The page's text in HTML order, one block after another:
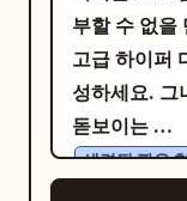
dramatic
shadow
light on the
contrast,
darkness,
painterly
타일로 묶었
있습니다. 의상/포즈: V넥과 레이스 패턴이 들
어간 하늘색
스커트를 매
왼손은 바닥
배경/조명:
부할 수 없을
고급 하이퍼
성하세요. 그
돋보이는
세련된 짧은